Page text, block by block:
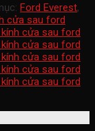
Ford Everest,
cửa sau ford
cửa sau ford
cửa sau ford
cửa sau ford
cửa sau ford
cửa sau ford